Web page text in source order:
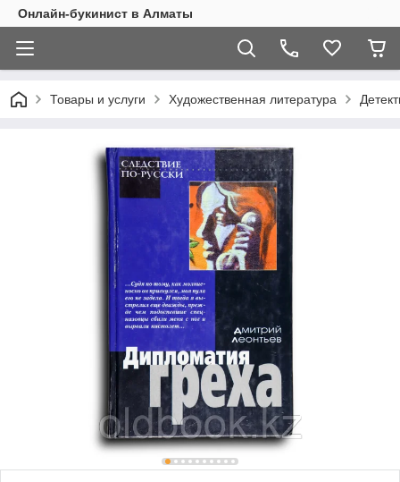
Онлайн-букинист в Алматы
Товары и услуги Художественная литература